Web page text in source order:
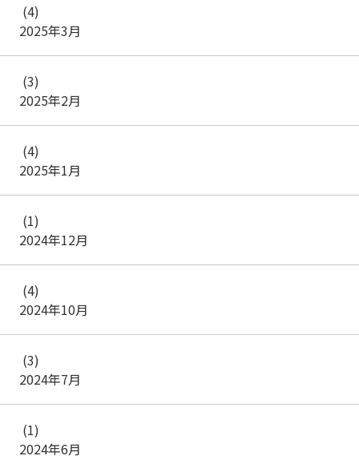
2025年3月
(4)
2025年2月
(3)
2025年1月
(4)
2024年12月
(1)
2024年10月
(4)
2024年7月
(3)
2024年6月
(1)